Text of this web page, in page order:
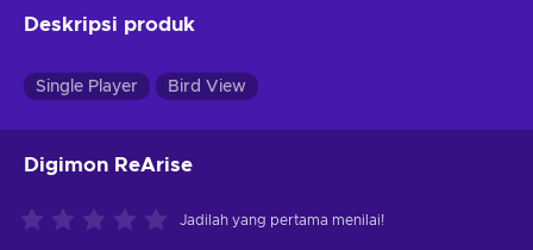
Deskripsi produk
Single Player Bird View
Digimon ReArise
Jadilah yang pertama menilai!